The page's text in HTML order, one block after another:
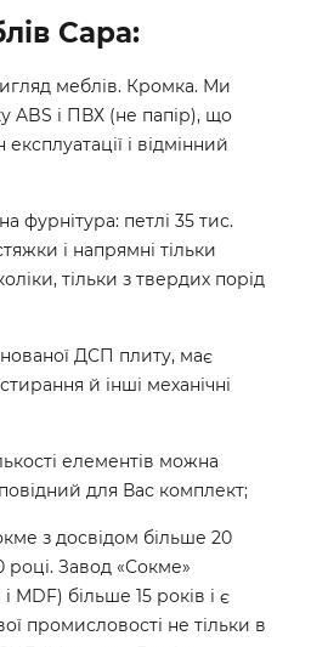
Сара:
меблів. Кромка. Ми
ABS і ПВХ (не папір), що
і відмінний
фурнітура: петлі 35 тис.
і напрямні тільки
тільки з твердих порід
ДСП плиту, має
й інші механічні
елементів можна
для Вас комплект;
з досвідом більше 20
році. Завод «Сокме»
MDF) більше 15 років і є
промисловості не тільки в